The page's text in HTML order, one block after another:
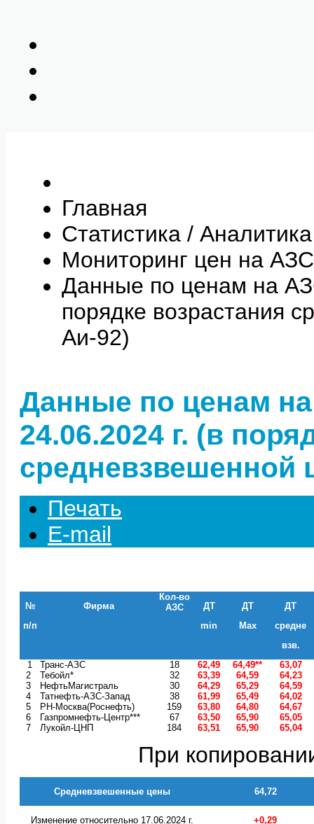
Главная
Статистика / Аналитика
Мониторинг цен на
Данные по ценам на
порядке возрастания
Аи-92)
Данные по ценам
24.06.2024 г. (в
средневзвешенной
Печать
E-mail
№
п/п
Фирма
Кол-во
АЗС
ДТ
min
ДТ
Max
ДТ
средне
взв.
1
Транс-АЗС 18 62,49 64,49**
63,07
2
Тебойл* 32 63,39 64,59
64,23
3
НефтьМагистраль 30 64,29 65,29
64,59
4
Татнефть-АЗС-Запад 38 61,99 65,49
64,02
5
РН-Москва(Роснефть) 159 63,80 64,80
64,67
6
Газпромнефть-Центр*** 67 63,50 65,90
65,05
7
Лукойл-ЦНП 184 63,51 65,90 65,04
При
Средневзвешенные цены 64,72
Изменение относительно 17.06.2024 г. +0,29